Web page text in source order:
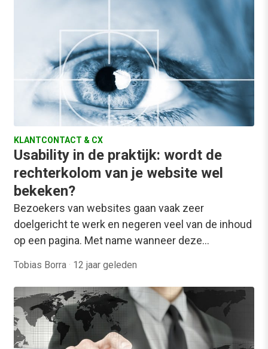
KLANTCONTACT & CX
Usability in de praktijk: wordt de
rechterkolom van je website wel
bekeken?
Bezoekers van websites gaan vaak zeer
doelgericht te werk en negeren veel van de inhoud
op een pagina. Met name wanneer deze…
Tobias Borra · 12 jaar geleden